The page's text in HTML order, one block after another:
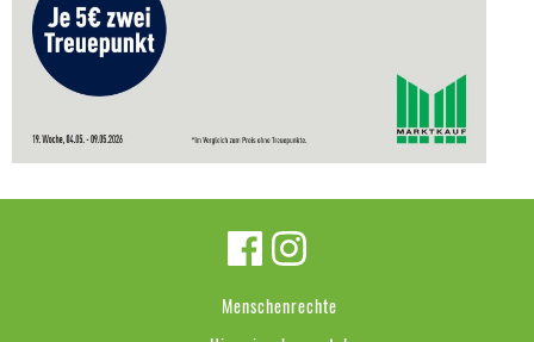
Menschenrechte